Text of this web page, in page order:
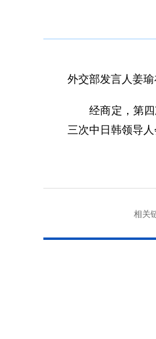
外交部发言人姜瑜
经商定，第四次
三次中日韩领导
相关